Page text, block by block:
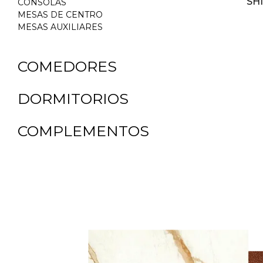
CONSOLAS
MESAS DE CENTRO
MESAS AUXILIARES
COMEDORES
DORMITORIOS
COMPLEMENTOS